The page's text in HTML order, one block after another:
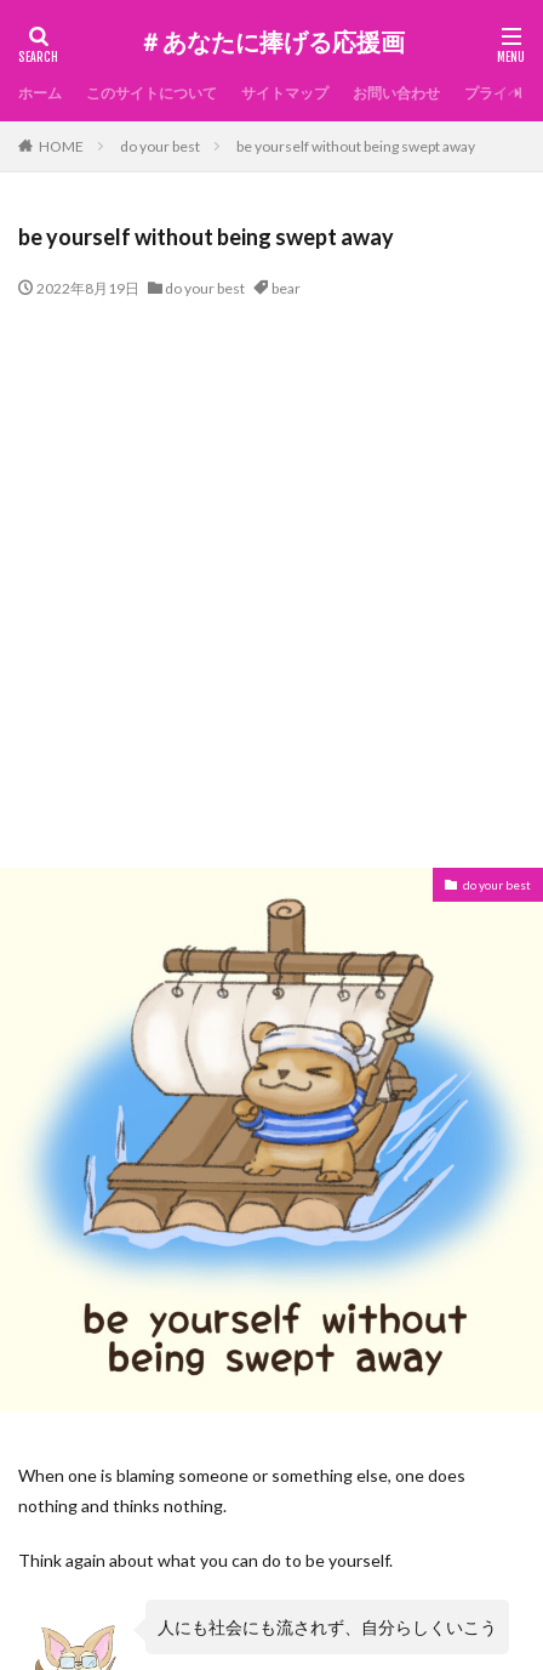
＃あなたに捧げる応援画
ホーム このサイトについて サイトマップ お問い合わせ プライベー
HOME do your best be yourself without being swept away
be yourself without being swept away
2022年8月19日 do your best bear
do your best
When one is blaming someone or something else, one does
nothing and thinks nothing.
Think again about what you can do to be yourself.
人にも社会にも流されず、自分らしくいこう